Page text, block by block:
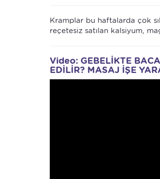
Kramplar bu haftalarda çok
reçetesiz satılan kalsiyum,
Video: GEBELİKTE
EDİLİR? MASAJ İŞE